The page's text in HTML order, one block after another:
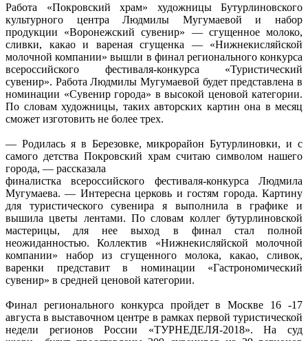
Работа «Покровский храм» художницы Бутурлиновского
культурного центра Людмилы Мугумаевой и набор
продукции «Воронежский сувенир» — сгущенное молоко,
сливки, какао и вареная сгущенка — «Нижнекисляйской
молочной компании» вышли в финал регионального конкурса
всероссийского фестиваля-конкурса «Туристический
сувенир». Работа Людмилы Мугумаевой будет представлена в
номинации «Сувенир города» в высокой ценовой категории.
По словам художницы, таких авторских картин она в месяц
сможет изготовить не более трех.
— Родилась я в Березовке, микрорайон Бутурлиновки, и с
самого детства Покровский храм считаю символом нашего
города, — рассказала
финалистка всероссийского фестиваля-конкурса Людмила
Мугумаева. — Интересна церковь и гостям города. Картину
для туристического сувенира я выполнила в графике и
вышила цветы лентами. По словам коллег бутурлиновской
мастерицы, для нее выход в финал стал полной
неожиданностью. Коллектив «Нижнекисляйской молочной
компании» набор из сгущенного молока, какао, сливок,
варенки представит в номинации «Гастрономический
сувенир» в средней ценовой категории.
Финал регионального конкурса пройдет в Москве 16 -17
августа в выставочном центре в рамках первой туристической
недели регионов России «ТУРНЕДЕЛЯ-2018». На суд